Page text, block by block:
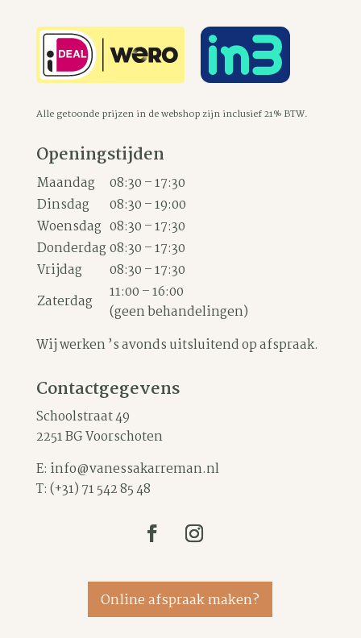
Alle getoonde prijzen in de webshop zijn inclusief 21% BTW.
Openingstijden
Maandag
08:30 – 17:30
Dinsdag
08:30 – 19:00
Woensdag 08:30 – 17:30
Donderdag08:30 – 17:30
Vrijdag
08:30 – 17:30
Zaterdag
11:00 – 16:00
(geen behandelingen)
Wij werken ’s avonds uitsluitend op afspraak.
Contactgegevens
Schoolstraat 49
2251 BG Voorschoten
E: info@vanessakarreman.nl
T: (+31) 71 542 85 48
Online afspraak maken?